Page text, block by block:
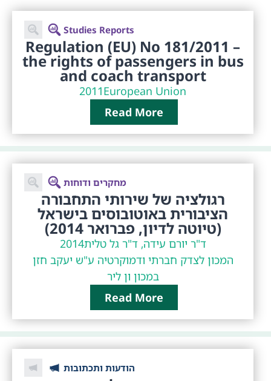
Studies Reports
Regulation (EU) No 181/2011 –
the rights of passengers in bus
and coach transport
2011European Union
Read More
מחקרים ודוחות
רגולציה של שירותי התחבורה
הציבורית באוטובוסים בישראל
(טיוטה לדיון, פברואר 2014)
2014ד"ר יורם עידה, ד"ר גל טלית
המכון לצדק חברתי ודמוקרטיה ע"ש יעקב חזן
במכון ון ליר
Read More
הודעות ותכתובות